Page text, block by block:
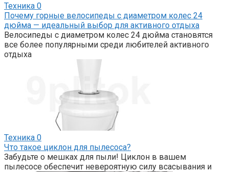
Техника 0
Почему горные велосипеды с диаметром колес 24
дюйма — идеальный выбор для активного отдыха
Велосипеды с диаметром колес 24 дюйма становятся
все более популярными среди любителей активного
отдыха
Техника 0
Что такое циклон для пылесоса?
Забудьте о мешках для пыли! Циклон в вашем
пылесосе обеспечит невероятную силу всасывания и